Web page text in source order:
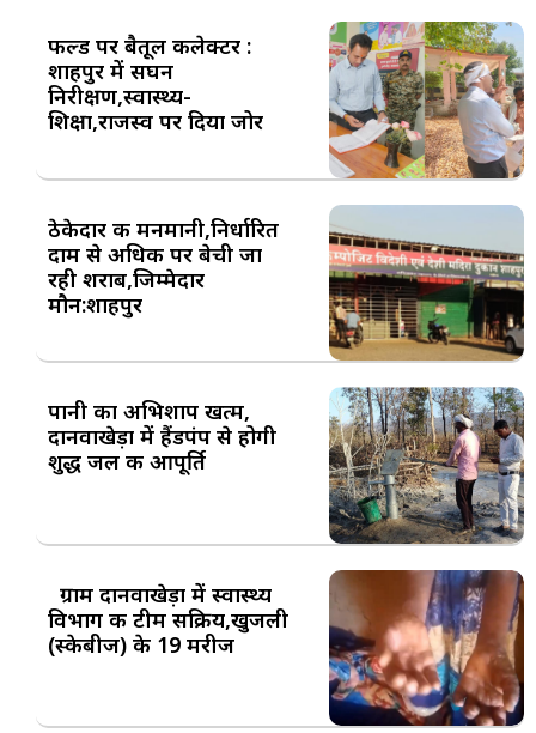
फील्ड पर बैतूल कलेक्टर :
शाहपुर में सघन
निरीक्षण,स्वास्थ्य-
शिक्षा,राजस्व पर दिया जोर
ठेकेदार की मनमानी,निर्धारित
दाम से अधिक पर बेची जा
रही शराब,जिम्मेदार
मौन:शाहपुर
पानी का अभिशाप खत्म,
दानवाखेड़ा में हैंडपंप से होगी
शुद्ध जल की आपूर्ति
ग्राम दानवाखेड़ा में स्वास्थ्य
विभाग की टीम सक्रिय,खुजली
(स्केबीज) के 19 मरीज